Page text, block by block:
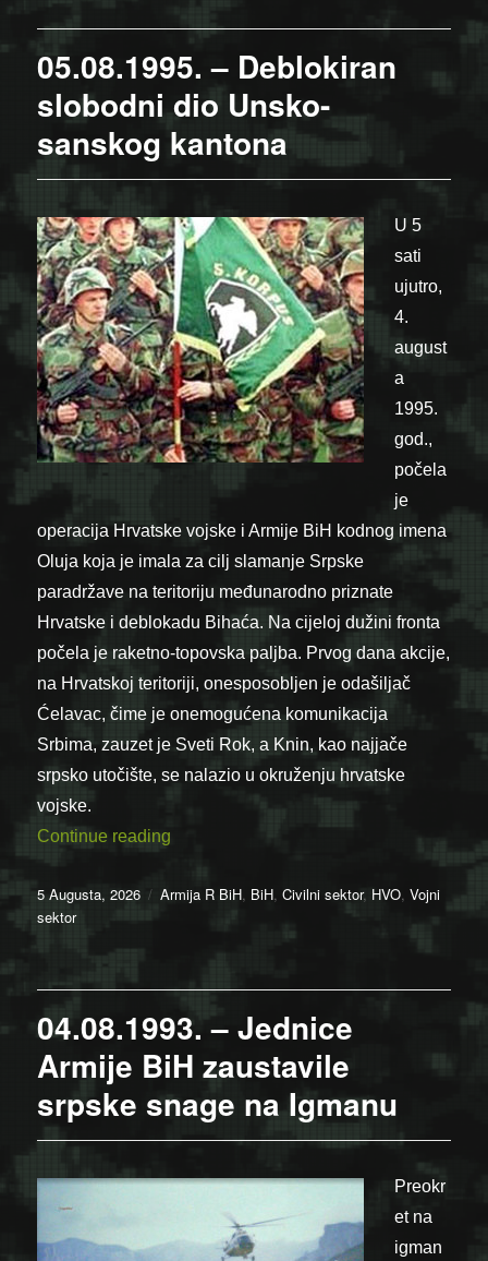
05.08.1995. – Deblokiran
slobodni dio Unsko-
sanskog kantona
U 5
sati
ujutro,
4.
august
a
1995.
god.,
počela
je
operacija Hrvatske vojske i Armije BiH kodnog imena
Oluja koja je imala za cilj slamanje Srpske
paradržave na teritoriju međunarodno priznate
Hrvatske i deblokadu Bihaća. Na cijeloj dužini fronta
počela je raketno-topovska paljba. Prvog dana akcije,
na Hrvatskoj teritoriji, onesposobljen je odašiljač
Ćelavac, čime je onemogućena komunikacija
Srbima, zauzet je Sveti Rok, a Knin, kao najjače
srpsko utočište, se nalazio u okruženju hrvatske
vojske.
Continue reading “05.08.1995. – Deblokiran slobodni dio
Posted
on
5 Augusta, 2026 Categories
Armija R BiH, BiH,Civilni sektor, HVO,Vojni
sektor
04.08.1993. – Jednice
Armije BiH zaustavile
srpske snage na Igmanu
Preokr
et na
igman